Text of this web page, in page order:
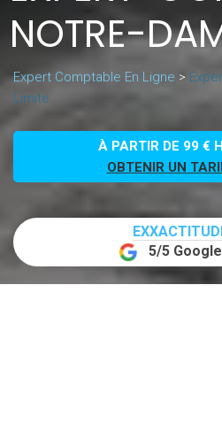
NOTRE-
Expert Comptable En Ligne >
Limite
À PARTIR DE 99 €
OBTENIR UN
5/5 Google